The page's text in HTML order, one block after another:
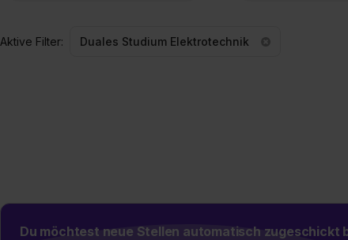
Aktive Filter: Duales Studium Elektrotechnik
Du möchtest neue Stellen automatisch zugeschickt